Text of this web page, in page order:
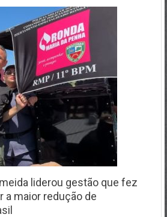
liderou gestão que fez
a maior redução de